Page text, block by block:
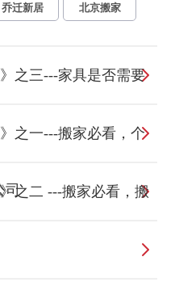
乔迁新居 北京搬家
之三---家具是否需要
之一---搬家必看，个
司之二 ---搬家必看，搬